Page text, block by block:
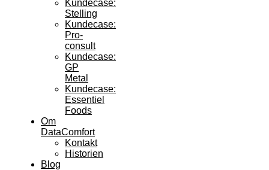
Kundecase:
Stelling
Kundecase:
Pro-
consult
Kundecase:
GP
Metal
Kundecase:
Essentiel
Foods
Om
DataComfort
Kontakt
Historien
Blog